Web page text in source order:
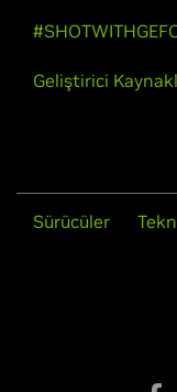
Geliştirici
Sürücüler